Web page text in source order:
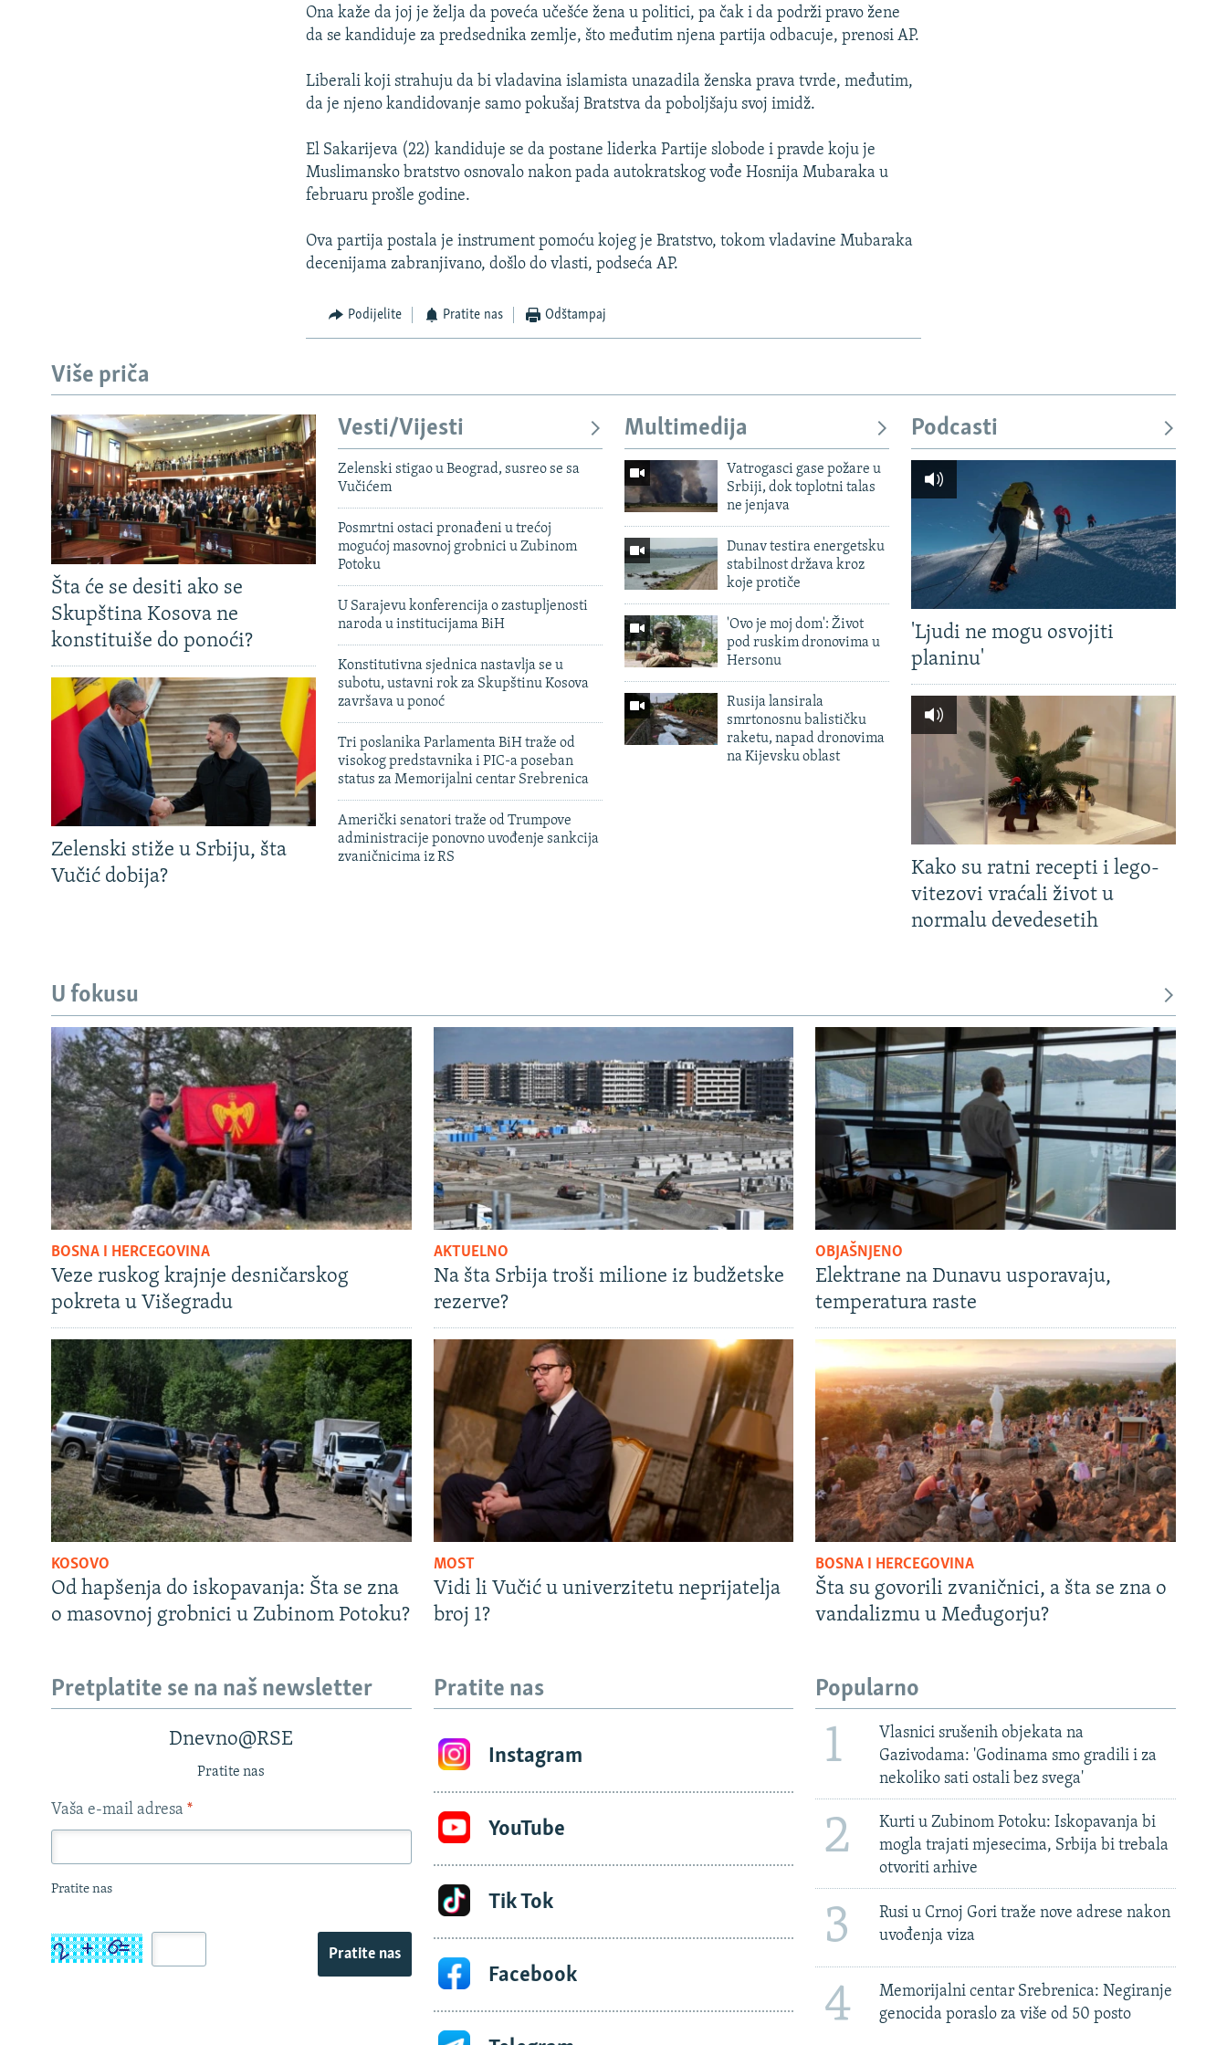
NASTANAK I RASPAD JUGOSLAVIJE
Ona kaže da joj je želja da poveća učešće žena u politici, pa čak i da podrži pravo žene
da se kandiduje za predsednika zemlje, što međutim njena partija odbacuje, prenosi AP.
Liberali koji strahuju da bi vladavina islamista unazadila ženska prava tvrde, međutim,
da je njeno kandidovanje samo pokušaj Bratstva da poboljšaju svoj imidž.
El Sakarijeva (22) kandiduje se da postane liderka Partije slobode i pravde koju je
Muslimansko bratstvo osnovalo nakon pada autokratskog vođe Hosnija Mubaraka u
februaru prošle godine.
Ova partija postala je instrument pomoću kojeg je Bratstvo, tokom vladavine Mubaraka
decenijama zabranjivano, došlo do vlasti, podseća AP.
Podijelite Pratite nas Odštampaj
Više priča
Šta će se desiti ako se
Skupština Kosova ne
konstituiše do ponoći?
Zelenski stiže u Srbiju, šta
Vučić dobija?
Vesti/Vijesti
Zelenski stigao u Beograd, susreo se sa
Vučićem
Posmrtni ostaci pronađeni u trećoj
mogućoj masovnoj grobnici u Zubinom
Potoku
U Sarajevu konferencija o zastupljenosti
naroda u institucijama BiH
Konstitutivna sjednica nastavlja se u
subotu, ustavni rok za Skupštinu Kosova
završava u ponoć
Tri poslanika Parlamenta BiH traže od
visokog predstavnika i PIC-a poseban
status za Memorijalni centar Srebrenica
Američki senatori traže od Trumpove
administracije ponovno uvođenje sankcija
zvaničnicima iz RS
Multimedija
Vatrogasci gase požare u
Srbiji, dok toplotni talas
ne jenjava
Dunav testira energetsku
stabilnost država kroz
koje protiče
'Ovo je moj dom': Život
pod ruskim dronovima u
Hersonu
Rusija lansirala
smrtonosnu balističku
raketu, napad dronovima
na Kijevsku oblast
Podcasti
'Ljudi ne mogu osvojiti
planinu'
Kako su ratni recepti i lego-
vitezovi vraćali život u
normalu devedesetih
U fokusu
BOSNA I HERCEGOVINA
Veze ruskog krajnje desničarskog
pokreta u Višegradu
AKTUELNO
Na šta Srbija troši milione iz budžetske
rezerve?
OBJAŠNJENO
Elektrane na Dunavu usporavaju,
temperatura raste
KOSOVO
Od hapšenja do iskopavanja: Šta se zna
o masovnoj grobnici u Zubinom Potoku?
MOST
Vidi li Vučić u univerzitetu neprijatelja
broj 1?
BOSNA I HERCEGOVINA
Šta su govorili zvaničnici, a šta se zna o
vandalizmu u Međugorju?
Pretplatite se na naš newsletter
Dnevno@RSE
Pratite nas
Vaša e-mail adresa *
Pratite nas
Pratite nas
Pratite nas
Instagram
YouTube
Tik Tok
Facebook
Popularno
1
Vlasnici srušenih objekata na
Gazivodama: 'Godinama smo gradili i za
nekoliko sati ostali bez svega'
2
Kurti u Zubinom Potoku: Iskopavanja bi
mogla trajati mjesecima, Srbija bi trebala
otvoriti arhive
3
Rusi u Crnoj Gori traže nove adrese nakon
uvođenja viza
4
Memorijalni centar Srebrenica: Negiranje
genocida poraslo za više od 50 posto